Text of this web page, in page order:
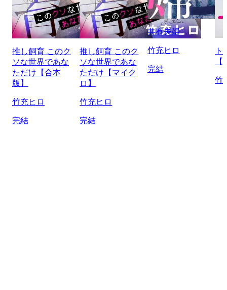
推し飼育 このク
ソな世界であな
ただけ【合本
版】
竹充ヒロ
完結
推し飼育 このク
ソな世界であな
ただけ【マイク
ロ】
竹充ヒロ
完結
共有夫婦
竹充ヒロ
完結
ト
竹